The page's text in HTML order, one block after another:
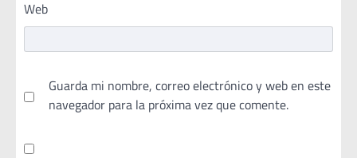
Web
Guarda mi nombre, correo electrónico y web en este
navegador para la próxima vez que comente.